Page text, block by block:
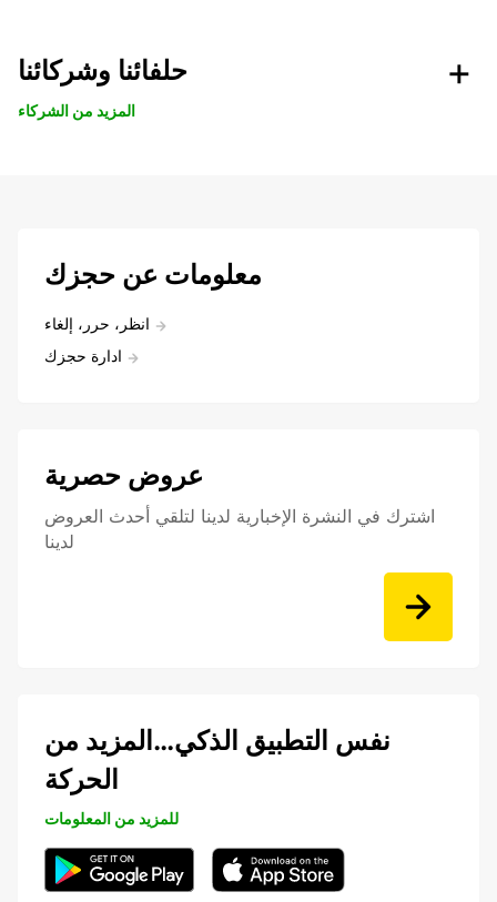
حلفائنا وشركائنا
المزيد من الشركاء
معلومات عن حجزك
انظر، حرر، إلغاء
ادارة حجزك
عروض حصرية
اشترك في النشرة الإخبارية لدينا لتلقي أحدث العروض
لدينا
نفس التطبيق الذكي…المزيد من
الحركة
للمزيد من المعلومات